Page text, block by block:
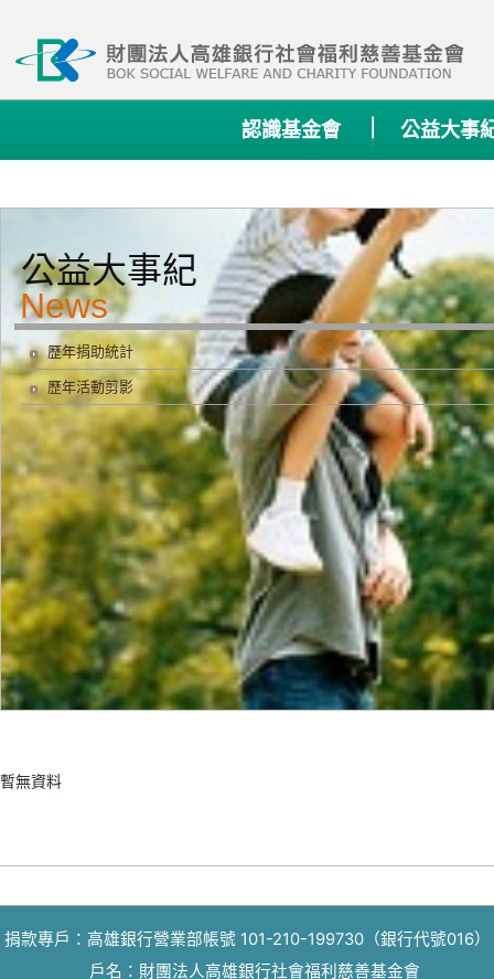
認識基金會 公益大事
公益大事紀
歷年捐助統計
歷年活動剪影
暫無資料
捐款專戶：高雄銀行營業部帳號 101-210-199730（銀行代號016）
戶名：財團法人高雄銀行社會福利慈善基金會